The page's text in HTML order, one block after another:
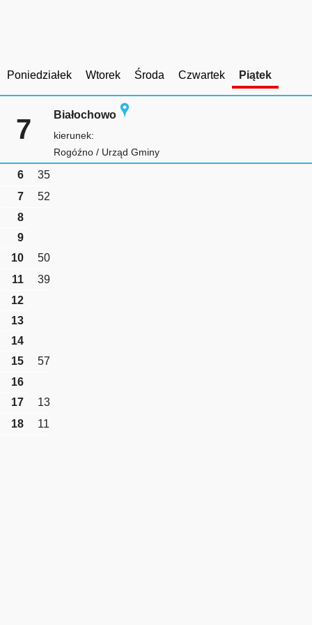
Poniedziałek Wtorek Środa Czwartek Piątek
7 Białochowo
kierunek:
Rogóźno / Urząd Gminy
6
35
7
52
8
9
10
50
11
39
12
13
14
15
57
16
17
13
18
11